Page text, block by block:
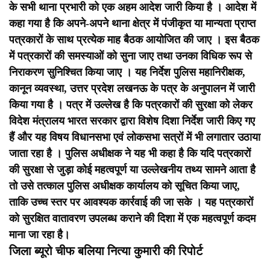
के सभी थाना प्रभारी को एक अहम आदेश जारी किया है । आदेश में
कहा गया है कि अपने-अपने थाना क्षेत्र में पंजीकृत या मान्यता प्राप्त
पत्रकारों के साथ प्रत्येक माह बैठक आयोजित की जाए । इस बैठक
में पत्रकारों की समस्याओं को सुना जाए तथा उनका विधिक रूप से
निराकरण सुनिश्चित किया जाए । यह निर्देश पुलिस महानिरीक्षक,
कानून व्यवस्था, उत्तर प्रदेश लखनऊ के पत्र के अनुपालन में जारी
किया गया है । पत्र में उल्लेख है कि पत्रकारों की सुरक्षा को लेकर
विदेश मंत्रालय भारत सरकार द्वारा विशेष दिशा निर्देश जारी किए गए
हैं और यह विषय विधानसभा एवं लोकसभा सत्रों में भी लगातार उठाया
जाता रहा है ।पुलिस अधीक्षक ने यह भी कहा है कि यदि पत्रकारों
की सुरक्षा से जुड़ा कोई महत्वपूर्ण या उल्लेखनीय तथ्य सामने आता है
तो उसे तत्काल पुलिस अधीक्षक कार्यालय को सूचित किया जाए,
ताकि उच्च स्तर पर आवश्यक कार्रवाई की जा सके ।यह पत्रकारों
को सुरक्षित वातावरण उपलब्ध कराने की दिशा में एक महत्वपूर्ण कदम
माना जा रहा है।
जिला ब्यूरो चीफ बलिया नित्या कुमारी की रिपोर्ट